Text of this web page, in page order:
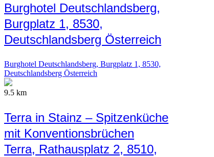
Burghotel Deutschlandsberg,
Burgplatz 1, 8530,
Deutschlandsberg Österreich
Burghotel Deutschlandsberg, Burgplatz 1, 8530,
Deutschlandsberg Österreich
9.5 km
Terra in Stainz – Spitzenküche
mit Konventionsbrüchen
Terra, Rathausplatz 2, 8510,